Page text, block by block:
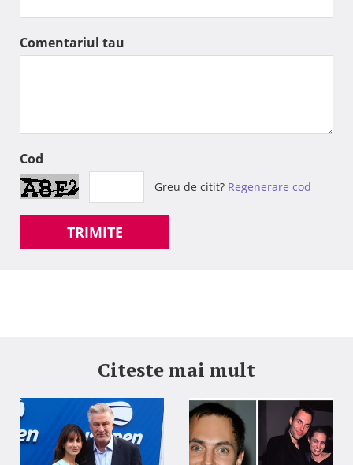
Comentariul tau
Cod
Greu de citit? Regenerare cod
TRIMITE
Citeste mai mult